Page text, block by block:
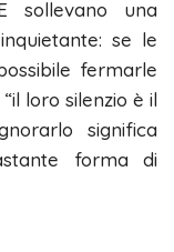
sollevano una
se le
fermarle
loro silenzio è il
significa
forma di